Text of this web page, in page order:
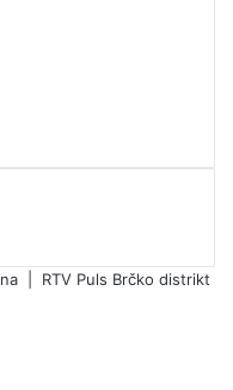
| RTV Puls Brčko distrikt